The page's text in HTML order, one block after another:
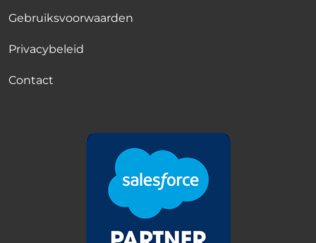
Gebruiksvoorwaarden
Privacybeleid
Contact